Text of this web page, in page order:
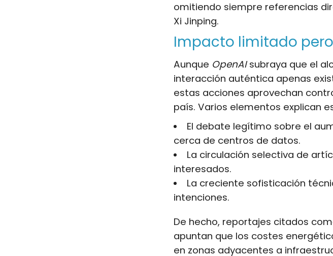
omitiendo siempre referencias
Xi Jinping.
Impacto limitado
Aunque OpenAIsubraya que el
interacción auténtica apenas
estas acciones aprovechan
país. Varios elementos explican
El debate legítimo sobre el
cerca de centros de datos.
La circulación selectiva de
interesados.
La creciente sofisticación
intenciones.
De hecho, reportajes citados
apuntan que los costes
en zonas adyacentes a